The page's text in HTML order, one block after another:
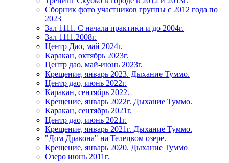
Сборник фото участников группы с 2012 года по
2023
Зал 1111. С начала практики и до 2004г.
Зал 1111.2008г.
Центр Дао, май 2024г.
Каракан, октябрь 2023г.
Центр дао, май-июнь 2023г.
Крещение, январь 2023. Дыхание Туммо.
Центр дао, июнь 2022г.
Каракан, сентябрь 2022.
Крещение, январь 2022г. Дыхание Туммо.
Каракан, сентябрь 2021г.
Центр дао, июнь 2021г.
Крещение, январь 2021г. Дыхание Туммо.
"Дом Дракона" на Телецком озере.
Крещение, январь 2020. Дыхание Туммо
Озеро июнь 2011г.